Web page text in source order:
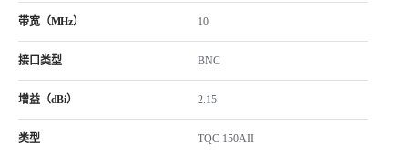
带宽（MHz） 10
接口类型 BNC
增益（dBi） 2.15
类型 TQC-150AII